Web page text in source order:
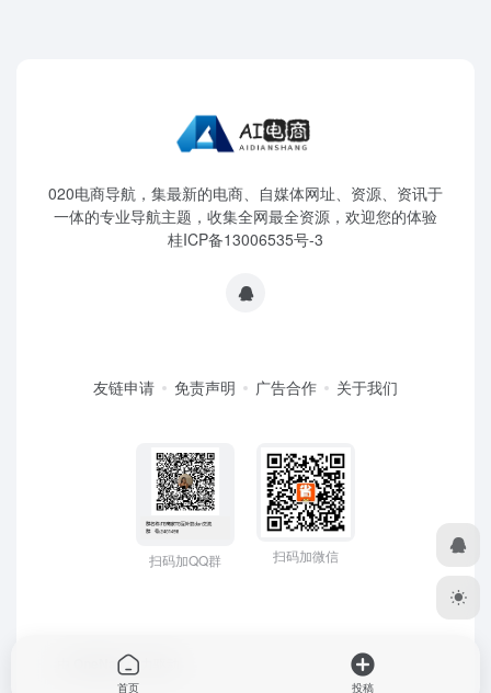
020电商导航，集最新的电商、自媒体网址、资源、资讯于
一体的专业导航主题，收集全网最全资源，欢迎您的体验
桂ICP备13006535号-3
友链申请 免责声明 广告合作 关于我们
扫码加QQ群 扫码加微信
OneNav强力驱动
首页 投稿